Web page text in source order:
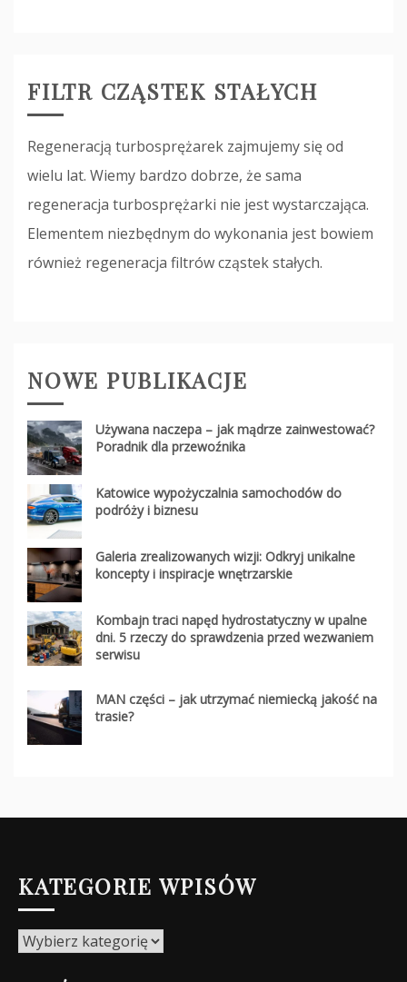
FILTR CZĄSTEK STAŁYCH
Regeneracją turbosprężarek zajmujemy się od
wielu lat. Wiemy bardzo dobrze, że sama
regeneracja turbosprężarki nie jest wystarczająca.
Elementem niezbędnym do wykonania jest bowiem
również regeneracja filtrów cząstek stałych.
NOWE PUBLIKACJE
Używana naczepa – jak mądrze zainwestować?
Poradnik dla przewoźnika
Katowice wypożyczalnia samochodów do
podróży i biznesu
Galeria zrealizowanych wizji: Odkryj unikalne
koncepty i inspiracje wnętrzarskie
Kombajn traci napęd hydrostatyczny w upalne
dni. 5 rzeczy do sprawdzenia przed wezwaniem
serwisu
MAN części – jak utrzymać niemiecką jakość na
trasie?
KATEGORIE WPISÓW
Kategorie